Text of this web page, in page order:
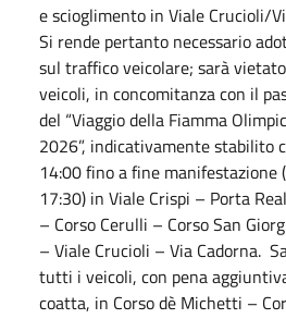
e scioglimento in Viale Crucioli/
Si rende pertanto necessario
sul traffico veicolare; sarà
veicoli, in concomitanza con il
del “Viaggio della Fiamma
2026”, indicativamente stabilito
14:00 fino a fine
17:30) in Viale Crispi – Porta
– Corso Cerulli – Corso San
– Viale Crucioli – Via Cadorna.
tutti i veicoli, con pena
coatta, in Corso dè Michetti –